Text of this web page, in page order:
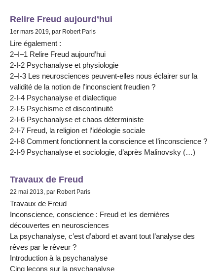
Relire Freud aujourd’hui
1er mars 2019, par Robert Paris
Lire également :
2–I–1 Relire Freud aujourd’hui
2-I-2 Psychanalyse et physiologie
2–I-3 Les neurosciences peuvent-elles nous éclairer sur la
validité de la notion de l’inconscient freudien ?
2-I-4 Psychanalyse et dialectique
2-I-5 Psychisme et discontinuité
2-I-6 Psychanalyse et chaos déterministe
2-I-7 Freud, la religion et l’idéologie sociale
2-I-8 Comment fonctionnent la conscience et l’inconscience ?
2-I-9 Psychanalyse et sociologie, d’après Malinovsky (…)
Travaux de Freud
22 mai 2013, par Robert Paris
Travaux de Freud
Inconscience, conscience : Freud et les dernières
découvertes en neurosciences
La psychanalyse, c’est d’abord et avant tout l’analyse des
rêves par le rêveur ?
Introduction à la psychanalyse
Cinq leçons sur la psychanalyse